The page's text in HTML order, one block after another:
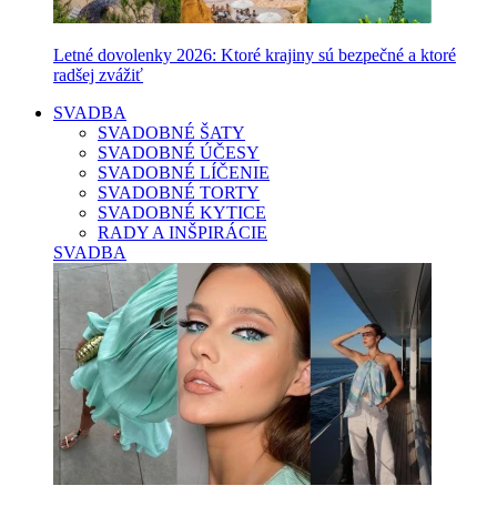
Letné dovolenky 2026: Ktoré krajiny sú bezpečné a ktoré
radšej zvážiť
SVADBA
SVADOBNÉ ŠATY
SVADOBNÉ ÚČESY
SVADOBNÉ LÍČENIE
SVADOBNÉ TORTY
SVADOBNÉ KYTICE
RADY A INŠPIRÁCIE
SVADBA